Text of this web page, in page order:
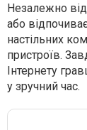
Незалежно
або
настільних
пристроїв.
Інтернету
у зручний час.